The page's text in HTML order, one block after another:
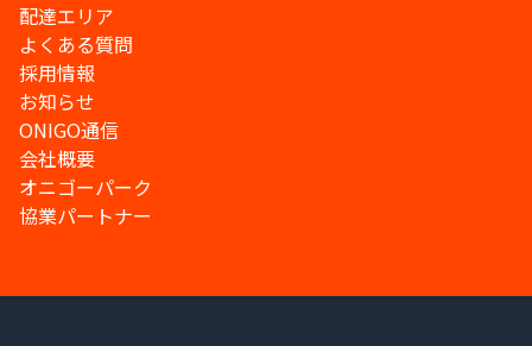
配達エリア
よくある質問
採用情報
お知らせ
ONIGO通信
会社概要
オニゴーパーク
協業パートナー